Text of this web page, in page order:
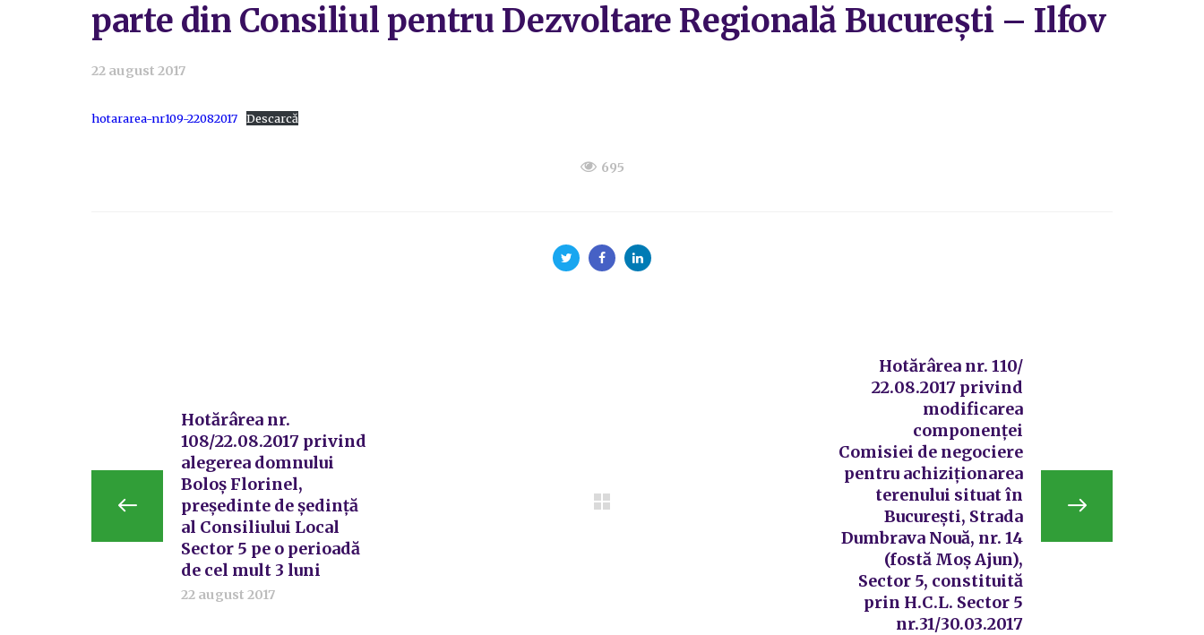
parte din Consiliul pentru Dezvoltare Regională București – Ilfov
22 august 2017
hotararea-nr109-22082017 Descarcă
695
Hotărârea nr.
108/22.08.2017 privind
alegerea domnului
Boloș Florinel,
președinte de ședință
al Consiliului Local
Sector 5 pe o perioadă
de cel mult 3 luni
22 august 2017
Hotărârea nr. 110/
22.08.2017 privind
modificarea
componenței
Comisiei de negociere
pentru achiziționarea
terenului situat în
București, Strada
Dumbrava Nouă, nr. 14
(fostă Moș Ajun),
Sector 5, constituită
prin H.C.L. Sector 5
nr.31/30.03.2017